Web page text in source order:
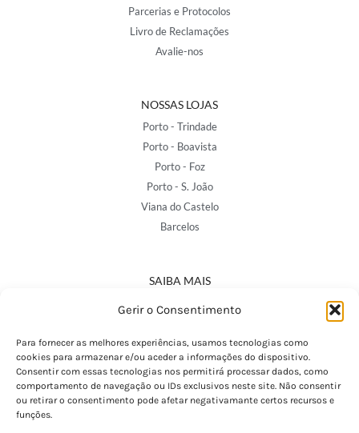
Gerir o Consentimento
Para fornecer as melhores experiências, usamos tecnologias como
cookies para armazenar e/ou aceder a informações do dispositivo.
Consentir com essas tecnologias nos permitirá processar dados, como
comportamento de navegação ou IDs exclusivos neste site. Não consentir
ou retirar o consentimento pode afetar negativamante certos recursos e
funções.
Parcerias e Protocolos
Livro de Reclamações
Avalie-nos
NOSSAS LOJAS
Porto - Trindade
Porto - Boavista
Porto - Foz
Porto - S. João
Viana do Castelo
Barcelos
SAIBA MAIS
Política de Privacidade
Termos e Condições
Perguntas Frequentes
Custos de Envio
Encomendas Internacionais